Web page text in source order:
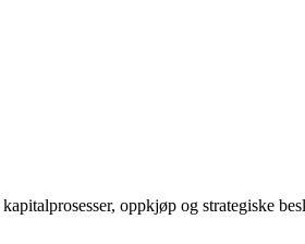
oppkjøp og strategiske